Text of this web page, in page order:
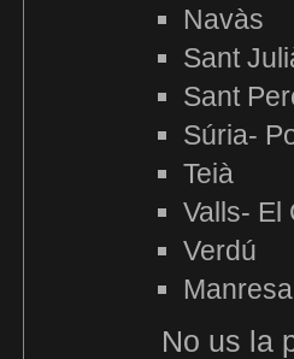
Navàs
Sant
Sant
Súria-
Teià
Valls- El
Verdú
No us la